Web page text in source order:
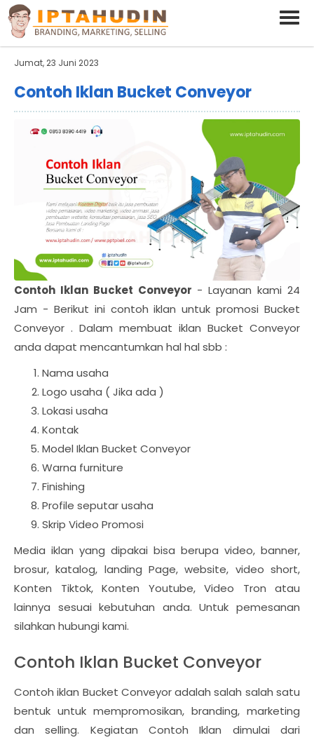
BARAND ANDA
Deskripsi Singkat Saja
Jumat, 23 Juni 2023
Contoh Iklan Bucket Conveyor
Contoh Iklan Bucket Conveyor - Layanan kami 24
Jam - Berikut ini contoh iklan untuk promosi Bucket
Conveyor . Dalam membuat iklan Bucket Conveyor
anda dapat mencantumkan hal hal sbb :
Nama usaha
Logo usaha ( Jika ada )
Lokasi usaha
Kontak
Model Iklan Bucket Conveyor
Warna furniture
Finishing
Profile seputar usaha
Skrip Video Promosi
Media iklan yang dipakai bisa berupa video, banner,
brosur, katalog, landing Page, website, video short,
Konten Tiktok, Konten Youtube, Video Tron atau
lainnya sesuai kebutuhan anda. Untuk pemesanan
silahkan hubungi kami.
Contoh Iklan Bucket Conveyor
Contoh iklan Bucket Conveyor adalah salah salah satu
bentuk untuk mempromosikan, branding, marketing
dan selling. Kegiatan Contoh Iklan dimulai dari